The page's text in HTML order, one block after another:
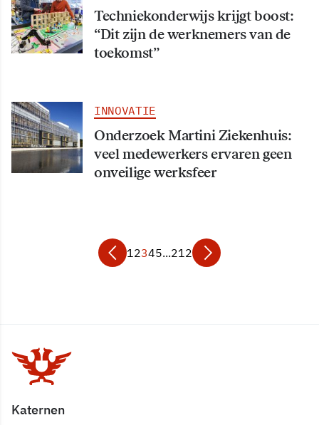
Techniekonderwijs krijgt boost:
“Dit zijn de werknemers van de
toekomst”
INNOVATIE
Onderzoek Martini Ziekenhuis:
veel medewerkers ervaren geen
onveilige werksfeer
12345...212
Katernen